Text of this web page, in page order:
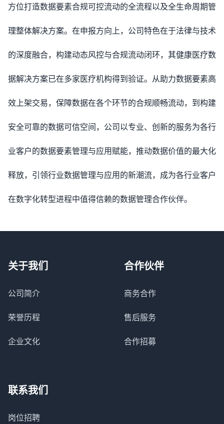
方位打造数据要素合规可控流动的全流程以及全生命周期管
理整体解决方案。在申报方向上，公司特色在于法律与技术
的深度融合，构建动态风控与合规流动闭环，其健康医疗数
据解决方案已在多家医疗机构得到验证。从助力数据要素高
效上架交易，保障数据在各个环节的合规顺畅流动，到构建
安全可靠的数据可信空间，公司以专业、创新的服务为各行
业客户的数据要素管理与应用赋能，推动数据价值的最大化
释放，引领行业数据管理与应用的新潮流，成为各行业客户
在数字化转型进程中值得信赖的数据管理合作伙伴。
关于我们
公司简介
荣誉历程
企业文化
合作伙伴
商务合作
售后服务
合作招募
联系我们
岗位招聘